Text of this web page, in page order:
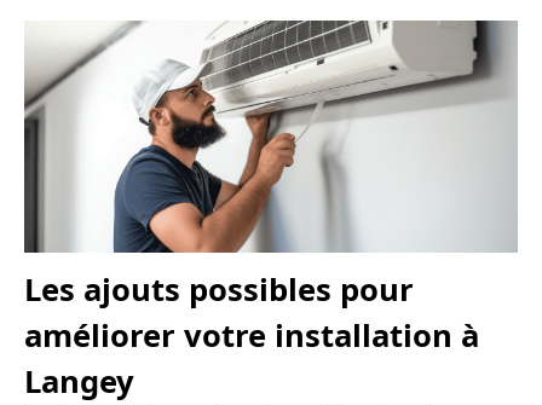
Les ajouts possibles pour
améliorer votre installation à
Langey